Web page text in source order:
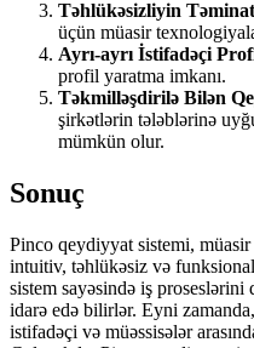
Təhlükəsizliyin
üçün müasir
Ayrı-ayrı İstifadəçi
profil yaratma imkanı.
Təkmilləşdirilə Bilən
şirkətlərin tələblərinə
mümkün olur.
Sonuç
Pinco qeydiyyat sistemi,
intuitiv, təhlükəsiz və
sistem sayəsində iş
idarə edə bilirlər. Eyni
istifadəçi və müəssisələr